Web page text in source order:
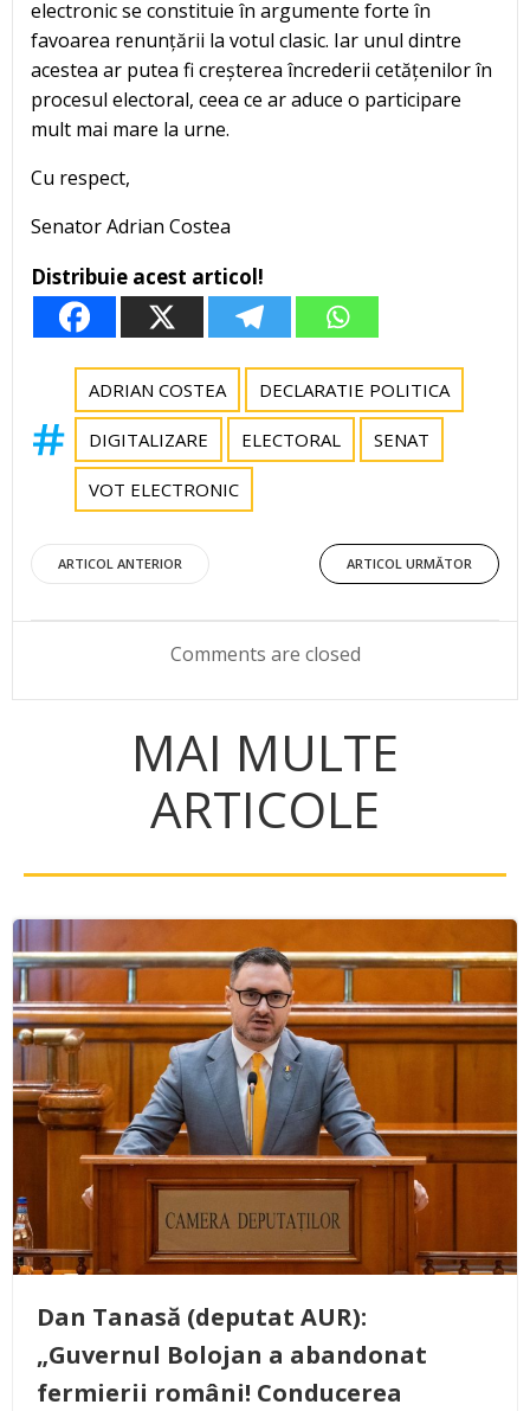
electronic se constituie în argumente forte în
favoarea renunțării la votul clasic. Iar unul dintre
acestea ar putea fi creșterea încrederii cetățenilor în
procesul electoral, ceea ce ar aduce o participare
mult mai mare la urne.
Cu respect,
Senator Adrian Costea
Distribuie acest articol!
ADRIAN COSTEA DECLARATIE POLITICA
DIGITALIZARE ELECTORAL SENAT
VOT ELECTRONIC
Post
navigation
ARTICOL ANTERIOR
Post
navigation
ARTICOL URMĂTOR
Comments are closed
MAI MULTE
ARTICOLE
Dan Tanasă (deputat AUR):
„Guvernul Bolojan a abandonat
fermierii români! Conducerea